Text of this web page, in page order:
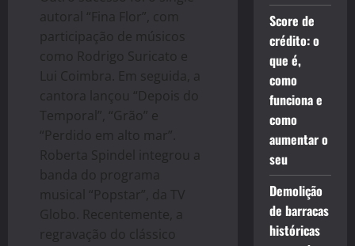
autoral “Fina Flor”, com
participação de músicos
como Rodrigo Suricato e
Lui Coimbra. Em seguida, a
cantora lançou “Depois do
Temporal”, “Grão” e
“Perdido em alto mar”.
Roberta Spindel integrou a
banda do programa
musical “Popstar”, da TV
Globo. Recentemente, a
regravação do clássico
Score de
crédito: o
que é,
como
funciona e
como
aumentar o
seu
Demolição
de barracas
históricas